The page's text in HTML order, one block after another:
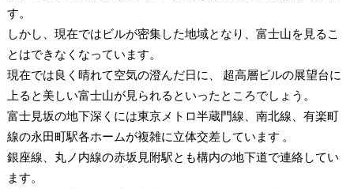
す。
しかし、現在ではビルが密集した地域となり、富士山を見るこ
とはできなくなっています。
現在では良く晴れて空気の澄んだ日に、 超高層ビルの展望台に
上ると美しい富士山が見られるといったところでしょう。
富士見坂の地下深くには東京メトロ半蔵門線、南北線、有楽町
線の永田町駅各ホームが複雑に立体交差しています 。
銀座線、丸ノ内線の赤坂見附駅とも構内の地下道で連絡してい
ます。